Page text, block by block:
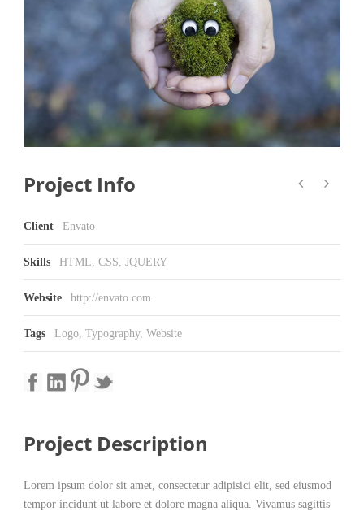
Project Info
Client Envato
Skills HTML, CSS, JQUERY
Website http://envato.com
Tags Logo, Typography, Website
Project Description
Lorem ipsum dolor sit amet, consectetur adipisici elit, sed eiusmod
tempor incidunt ut labore et dolore magna aliqua. Vivamus sagittis